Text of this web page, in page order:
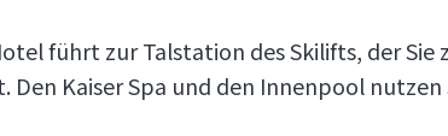
führt zur Talstation des Skilifts, der Sie
Den Kaiser Spa und den Innenpool nutzen